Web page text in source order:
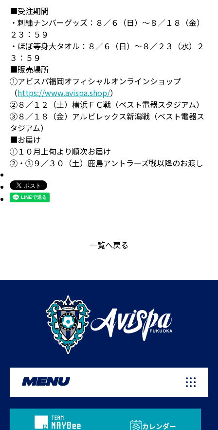
■受注期間
・刺繍ナンバーグッズ：８／６（日）～８／１８（金）
２３：５９
・ほぼ等身大タオル：８／６（日）～８／２３（水）２
３：５９
■販売場所
①アビスパ福岡オフィシャルオンラインショップ
（https://www.avispa.shop/）
②８／１２（土）横浜ＦＣ戦（ベスト電器スタジアム）
③８／１８（金）アルビレックス新潟戦（ベスト電器ス
タジアム）
■お届け
①１０月上旬より順次お届け
②・③９／３０（土）鹿島アントラーズ戦以降のお渡し
一覧へ戻る
MENU
カレンダー